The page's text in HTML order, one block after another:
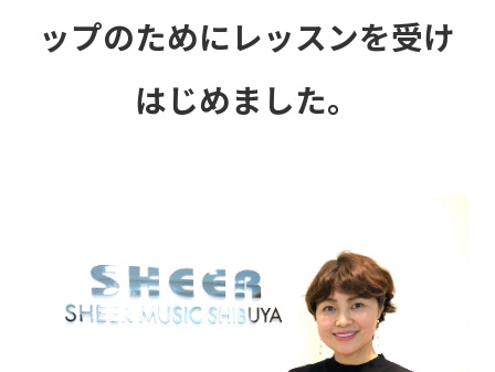
ップのためにレッスンを受け
はじめました。